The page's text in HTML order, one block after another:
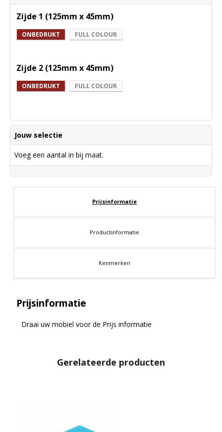
Zijde 1 (125mm x 45mm)
ONBEDRUKT FULL COLOUR
Zijde 2 (125mm x 45mm)
ONBEDRUKT FULL COLOUR
Jouw selectie
Voeg een aantal in bij maat.
Prijsinformatie
Productinformatie
Kenmerken
Prijsinformatie
Draai uw mobiel voor de Prijs informatie
Gerelateerde producten